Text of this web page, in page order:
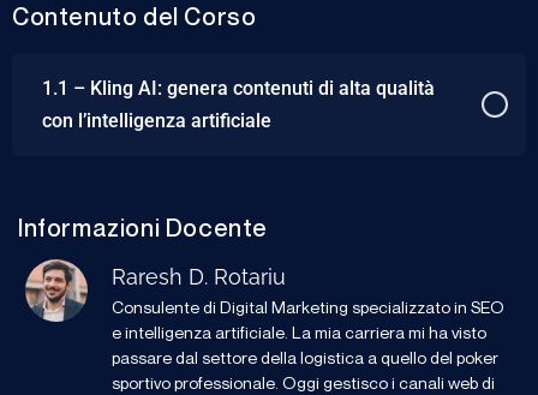
Contenuto del Corso
1.1 – Kling AI: genera contenuti di alta qualità
con l’intelligenza artificiale
Informazioni Docente
Raresh D. Rotariu
Consulente di Digital Marketing specializzato in SEO
e intelligenza artificiale. La mia carriera mi ha visto
passare dal settore della logistica a quello del poker
sportivo professionale. Oggi gestisco i canali web di